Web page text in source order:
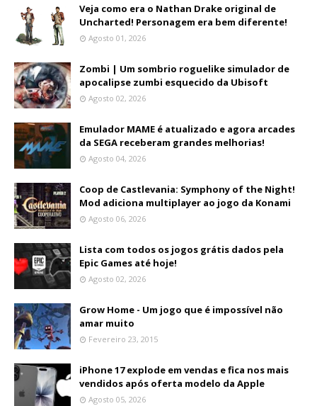
Veja como era o Nathan Drake original de
Uncharted! Personagem era bem diferente!
Agosto 01, 2026
Zombi | Um sombrio roguelike simulador de
apocalipse zumbi esquecido da Ubisoft
Agosto 02, 2026
Emulador MAME é atualizado e agora arcades
da SEGA receberam grandes melhorias!
Agosto 04, 2026
Coop de Castlevania: Symphony of the Night!
Mod adiciona multiplayer ao jogo da Konami
Agosto 06, 2026
Lista com todos os jogos grátis dados pela
Epic Games até hoje!
Agosto 02, 2026
Grow Home - Um jogo que é impossível não
amar muito
Fevereiro 23, 2015
iPhone 17 explode em vendas e fica nos mais
vendidos após oferta modelo da Apple
Agosto 05, 2026